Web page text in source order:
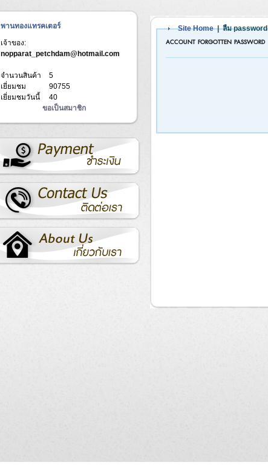
พานทองแทรคเตอร์
เจ้าของ:
nopparat_petchdam@hotmail.com
จำนวนสินค้า
5
เยี่ยมชม
90755
เยี่ยมชมวันนี้
40
ขอเป็นสมาชิก
Site Home| ลืม password
ACCOUNT FORGOTTEN PASSWORD